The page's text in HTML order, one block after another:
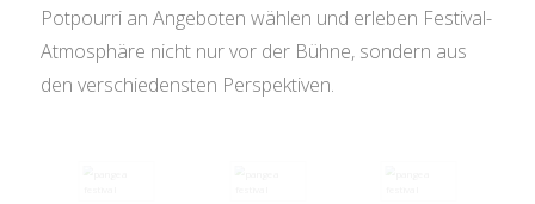
Potpourri an Angeboten wählen und erleben Festival-
Atmosphäre nicht nur vor der Bühne, sondern aus
den verschiedensten Perspektiven.